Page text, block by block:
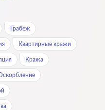
Грабеж
Квартирные кражи
Кража